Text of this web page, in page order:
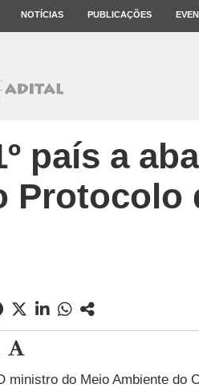
NOTÍCIAS PUBLICAÇÕES
país a
Protocolo
ministro do Meio Ambiente do